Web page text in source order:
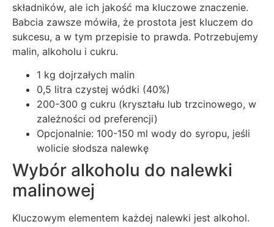
składników, ale ich jakość ma kluczowe znaczenie.
Babcia zawsze mówiła, że prostota jest kluczem do
sukcesu, a w tym przepisie to prawda. Potrzebujemy
malin, alkoholu i cukru.
1 kg dojrzałych malin
0,5 litra czystej wódki (40%)
200-300 g cukru (kryształu lub trzcinowego, w
zależności od preferencji)
Opcjonalnie: 100-150 ml wody do syropu, jeśli
wolicie słodsza nalewkę
Wybór alkoholu do nalewki
malinowej
Kluczowym elementem każdej nalewki jest alkohol.